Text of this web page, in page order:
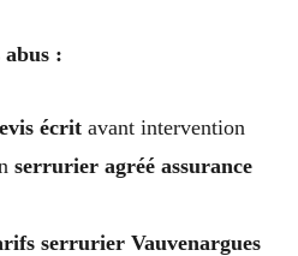
abus :
écritavant intervention
serrurier agréé assurance
serrurier Vauvenargues